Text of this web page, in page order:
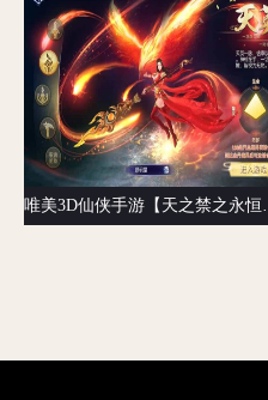
唯美3D仙侠手游【天之禁之永恒仙